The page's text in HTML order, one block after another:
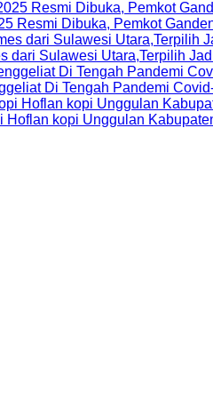
Resmi Dibuka, Pemkot
dari Sulawesi Utara,Terpilih
Di Tengah Pandemi
Hoflan kopi Unggulan